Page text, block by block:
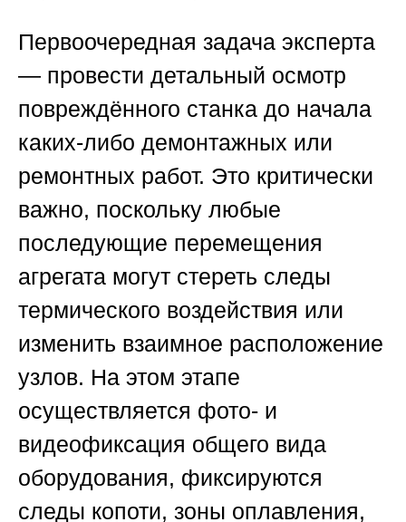
Первоочередная задача эксперта
— провести детальный осмотр
повреждённого станка до начала
каких-либо демонтажных или
ремонтных работ. Это критически
важно, поскольку любые
последующие перемещения
агрегата могут стереть следы
термического воздействия или
изменить взаимное расположение
узлов. На этом этапе
осуществляется фото- и
видеофиксация общего вида
оборудования, фиксируются
следы копоти, зоны оплавления,